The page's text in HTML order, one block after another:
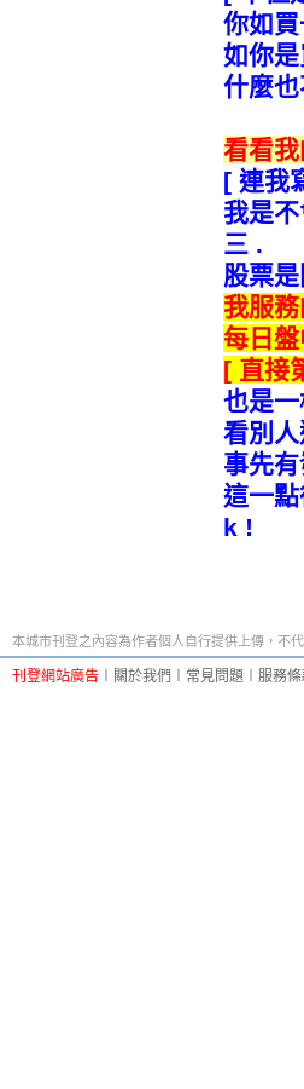
你如
如你
什麼
看看
[ 連我
我是
三 .
股票
我服
每日
[ 直接
也是
看別
事先
這一
k !
本城市刊登之內容為作者個人自行提供上傳，不代
刊登網站廣告 關於我們 常見問題 服務